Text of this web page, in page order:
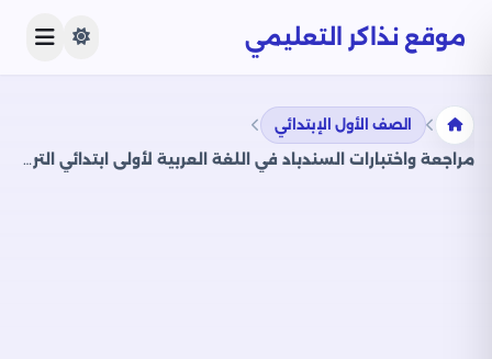
موقع نذاكر التعليمي
الصف الأول الإبتدائي
مراجعة واختبارات السندباد في اللغة العربية لأولى ابتدائي الترم الثاني PDF